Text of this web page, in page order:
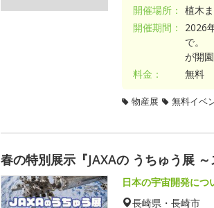
開催場所： 植木
開催期間：
2026
で。
が開園
料金：
無料
物産展 無料イベ
春の特別展示『JAXAの うちゅう展
日本の宇宙開発につ
長崎県・長崎市